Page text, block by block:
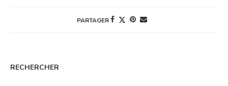
PARTAGER
RECHERCHER